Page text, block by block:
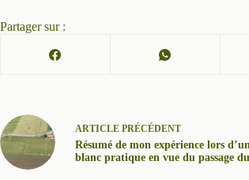
Partager sur :
ARTICLE PRÉCÉDENT
Résumé de mon expérience lors
blanc pratique en vue du passage